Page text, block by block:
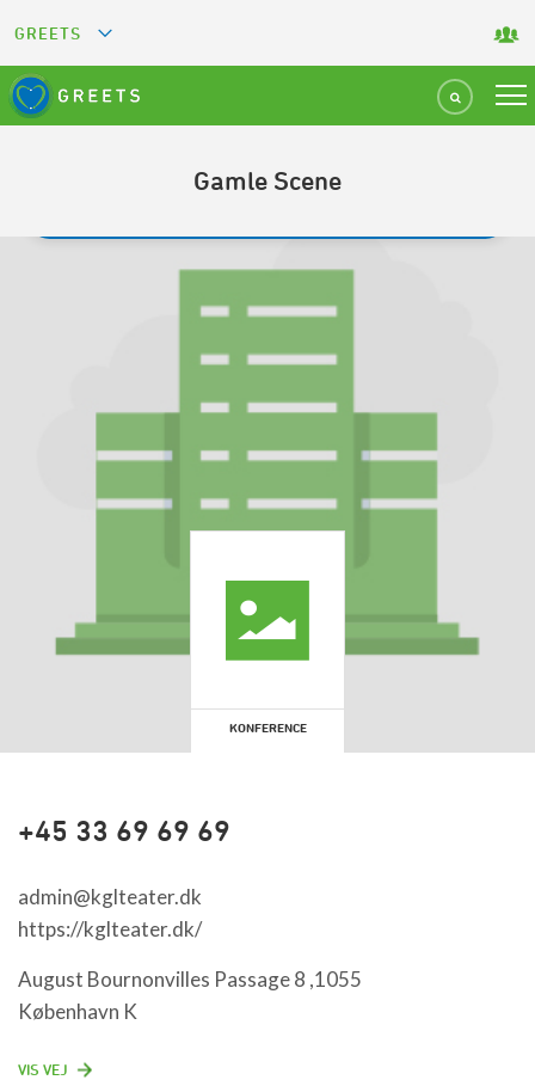
GREETS
GREEN KEY
KONFERENCE
Gamle Scene
+45 33 69 69 69
admin@kglteater.dk
https://kglteater.dk/
August Bournonvilles Passage 8 ,1055
København K
VIS VEJ